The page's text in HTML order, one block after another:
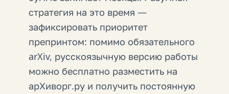
стратегия на это время —
зафиксировать приоритет
препринтом: помимо обязательного
arXiv, русскоязычную версию работы
можно бесплатно разместить на
арХиворг.ру и получить постоянную